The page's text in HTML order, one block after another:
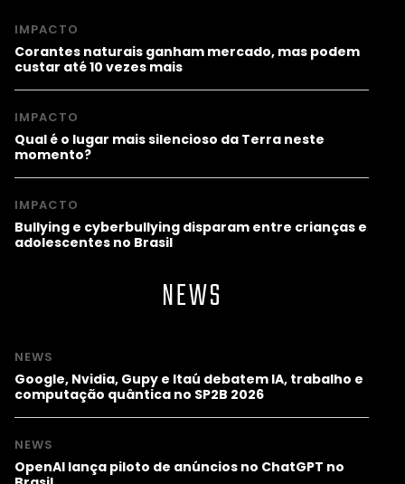
IMPACTO
Corantes naturais ganham mercado, mas podem
custar até 10 vezes mais
IMPACTO
Qual é o lugar mais silencioso da Terra neste
momento?
IMPACTO
Bullying e cyberbullying disparam entre crianças e
adolescentes no Brasil
NEWS
NEWS
Google, Nvidia, Gupy e Itaú debatem IA, trabalho e
computação quântica no SP2B 2026
NEWS
OpenAI lança piloto de anúncios no ChatGPT no